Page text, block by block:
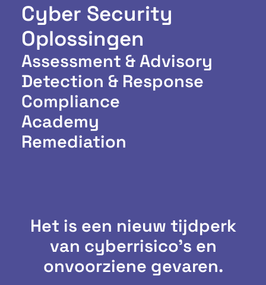
Cyber Security
Oplossingen
Assessment & Advisory
Detection & Response
Compliance
Academy
Remediation
Het is een nieuw tijdperk
van cyberrisico's en
onvoorziene gevaren.